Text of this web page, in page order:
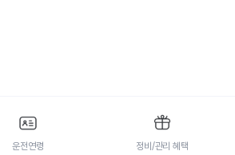
운전연령 정비/관리 혜택